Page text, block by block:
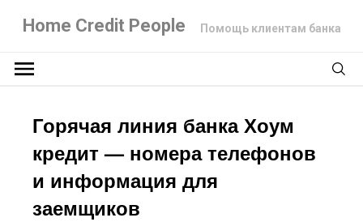
Home Credit People Помощь клиентам банка
Горячая линия банка Хоум
кредит — номера телефонов
и информация для
заемщиков